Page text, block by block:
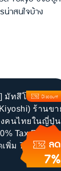
น่าสนใจบ้าง
ลด
7%
Discount